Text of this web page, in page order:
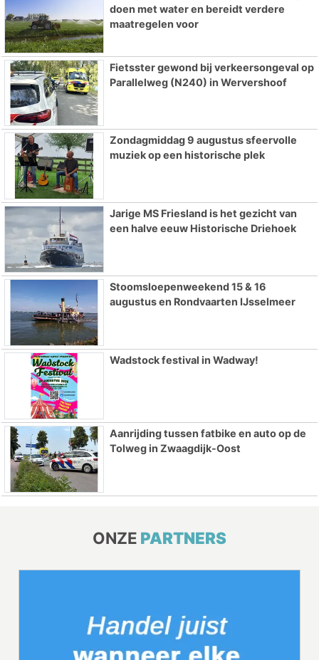
doen met water en bereidt verdere
maatregelen voor
Fietsster gewond bij verkeersongeval op
Parallelweg (N240) in Wervershoof
Zondagmiddag 9 augustus sfeervolle
muziek op een historische plek
Jarige MS Friesland is het gezicht van
een halve eeuw Historische Driehoek
Stoomsloepenweekend 15 & 16
augustus en Rondvaarten IJsselmeer
Wadstock festival in Wadway!
Aanrijding tussen fatbike en auto op de
Tolweg in Zwaagdijk-Oost
ONZE PARTNERS